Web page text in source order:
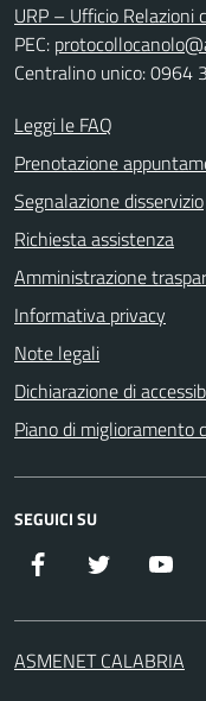
URP – Ufficio Relazioni
PEC:
Centralino unico: 0964
Leggi le FAQ
Prenotazione
Segnalazione disservizio
Richiesta assistenza
Amministrazione
Informativa privacy
Note legali
Dichiarazione di
Piano di miglioramento
SEGUICI SU
Facebook Twitter
ASMENET CALABRIA